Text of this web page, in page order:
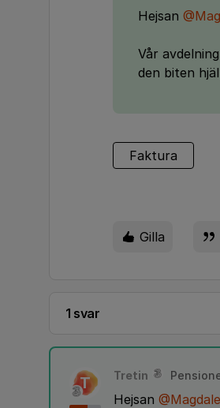
Hejsan
Vår
den biten
Faktura
Gilla
1 svar
T Tretin
Hejsan